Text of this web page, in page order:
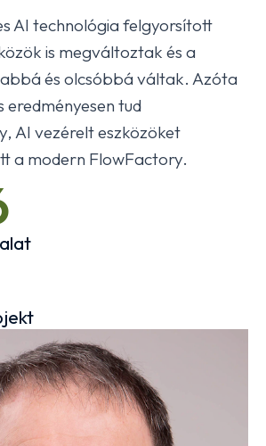
AI technológia felgyorsított
is megváltoztak és a
és olcsóbbá váltak. Azóta
eredményesen tud
AI vezérelt eszközöket
a modern FlowFactory.